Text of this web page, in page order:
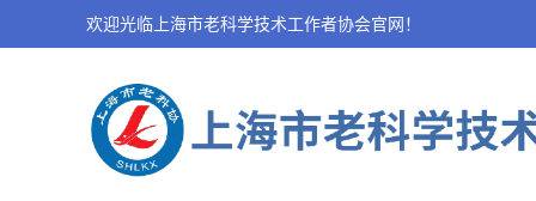
欢迎光临上海市老科学技术工作者协会官网！